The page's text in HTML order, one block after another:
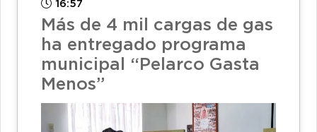
16:57
Más de 4 mil cargas de gas
ha entregado programa
municipal “Pelarco Gasta
Menos”